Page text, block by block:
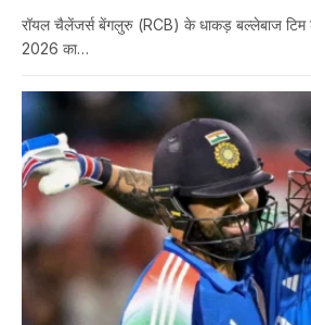
रॉयल चैलेंजर्स बेंगलुरु (RCB) के धाकड़ बल्लेबाज टिम
2026 का…